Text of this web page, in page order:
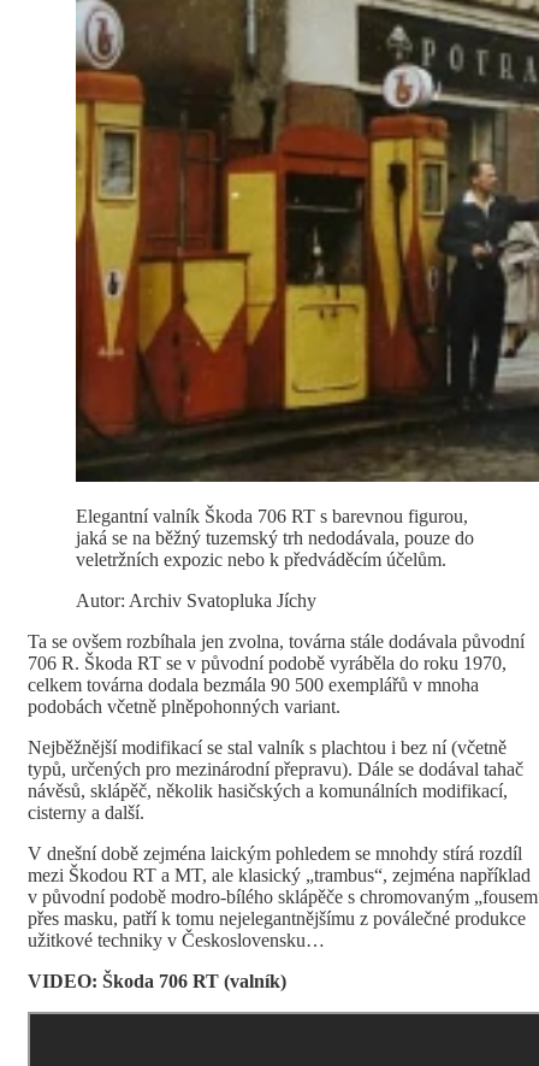
Elegantní valník Škoda 706 RT s barevnou figurou,
jaká se na běžný tuzemský trh nedodávala, pouze do
veletržních expozic nebo k předváděcím účelům.
Autor: Archiv Svatopluka Jíchy
Ta se ovšem rozbíhala jen zvolna, továrna stále dodávala původní
706 R. Škoda RT se v původní podobě vyráběla do roku 1970,
celkem továrna dodala bezmála 90 500 exemplářů v mnoha
podobách včetně plněpohonných variant.
Nejběžnější modifikací se stal valník s plachtou i bez ní (včetně
typů, určených pro mezinárodní přepravu). Dále se dodával tahač
návěsů, sklápěč, několik hasičských a komunálních modifikací,
cisterny a další.
V dnešní době zejména laickým pohledem se mnohdy stírá rozdíl
mezi Škodou RT a MT, ale klasický „trambus“, zejména například
v původní podobě modro-bílého sklápěče s chromovaným
přes masku, patří k tomu nejelegantnějšímu z poválečné produkce
užitkové techniky v Československu…
VIDEO: Škoda 706 RT (valník)